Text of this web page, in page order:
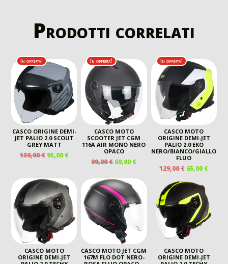
Prodotti correlati
In offerta!
CASCO ORIGINE DEMI-
JET PALIO 2.0 SCOUT
GREY MATT
130,00€ IL
ERA:
130,00 €.
95,00€IL
PREZZO
È:
95,00 €.
In offerta!
CASCO MOTO
SCOOTER JET CGM
116A AIR MONO NERO
OPACO
99,00€ IL
ORIGINALE
ERA:
99,00 €.
69,00€IL
PREZZO
ATTUALE
69,00 €.
In offerta!
CASCO MOTO
ORIGINE DEMI-JET
PALIO 2.0 EKO
NERO/BIANCO/GIALLO
FLUO
129,00€ IL
ORIGINALE
ERA:
129,00 €.
65,00€IL
65,00
CASCO MOTO
ORIGINE DEMI-JET
CASCO MOTO JET CGM
167M FLO DOT NERO-
CASCO MOTO
ORIGINE DEMI-JET